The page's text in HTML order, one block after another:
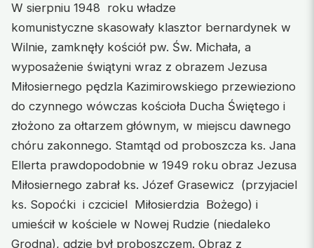
W sierpniu 1948 roku władze
komunistyczne skasowały klasztor bernardynek w
Wilnie, zamknęły kościół pw. Św. Michała, a
wyposażenie świątyni wraz z obrazem Jezusa
Miłosiernego pędzla Kazimirowskiego przewieziono
do czynnego wówczas kościoła Ducha Świętego i
złożono za ołtarzem głównym, w miejscu dawnego
chóru zakonnego. Stamtąd od proboszcza ks. Jana
Ellerta prawdopodobnie w 1949 roku obraz Jezusa
Miłosiernego zabrał ks. Józef Grasewicz (przyjaciel
ks. Sopoćki i czciciel Miłosierdzia Bożego) i
umieścił w kościele w Nowej Rudzie (niedaleko
Grodna), gdzie był proboszczem. Obraz z